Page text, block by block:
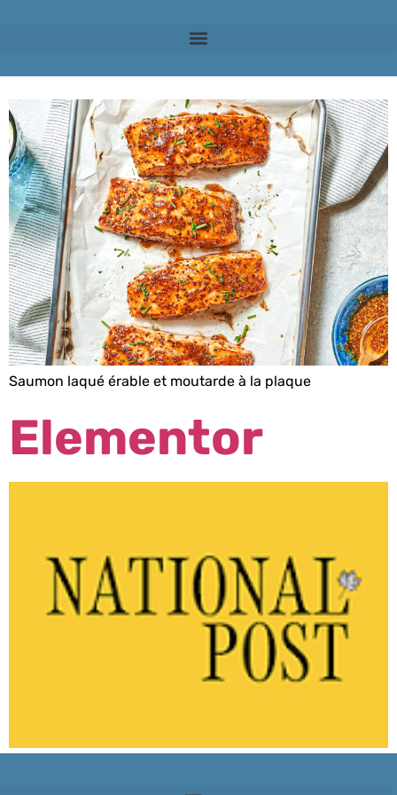
Catégorie :
Recipe
Saumon laqué érable et moutarde à la plaque
Elementor